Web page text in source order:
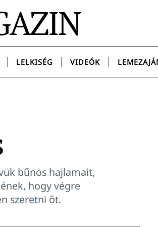
Facebook
LELKISÉG VIDEÓK
bűnös hajlamait,
hogy végre
szeretni őt.